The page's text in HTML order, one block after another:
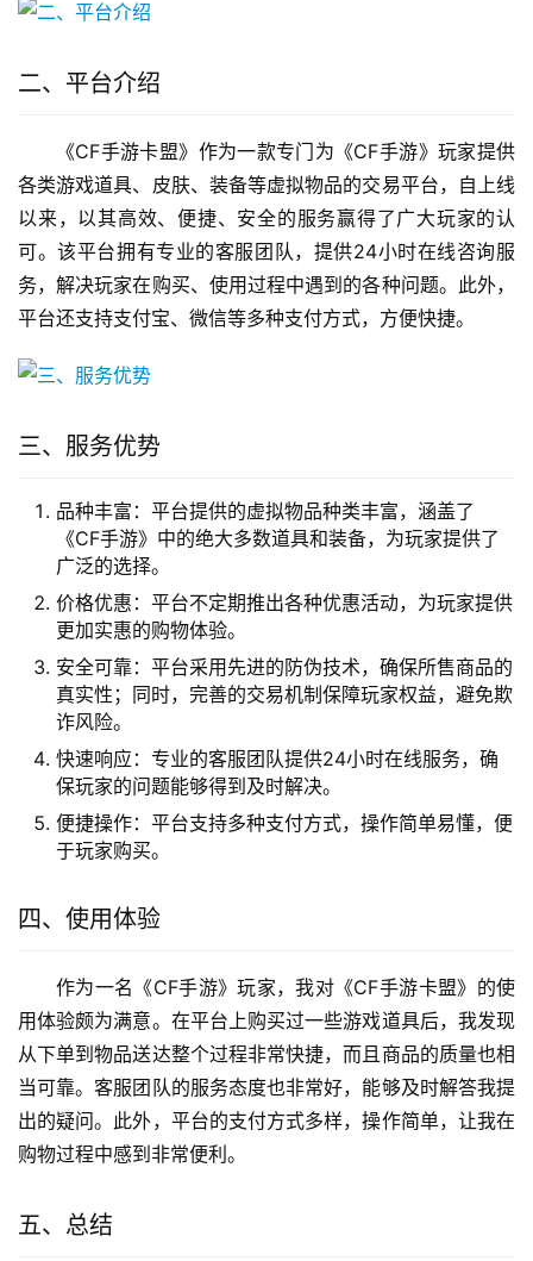
二、平台介绍
《CF手游卡盟》作为一款专门为《CF手游》玩家提供
各类游戏道具、皮肤、装备等虚拟物品的交易平台，自上线
以来，以其高效、便捷、安全的服务赢得了广大玩家的认
可。该平台拥有专业的客服团队，提供24小时在线咨询服
务，解决玩家在购买、使用过程中遇到的各种问题。此外，
平台还支持支付宝、微信等多种支付方式，方便快捷。
三、服务优势
品种丰富：平台提供的虚拟物品种类丰富，涵盖了
《CF手游》中的绝大多数道具和装备，为玩家提供了
广泛的选择。
价格优惠：平台不定期推出各种优惠活动，为玩家提供
更加实惠的购物体验。
安全可靠：平台采用先进的防伪技术，确保所售商品的
真实性；同时，完善的交易机制保障玩家权益，避免欺
诈风险。
快速响应：专业的客服团队提供24小时在线服务，确
保玩家的问题能够得到及时解决。
便捷操作：平台支持多种支付方式，操作简单易懂，便
于玩家购买。
四、使用体验
作为一名《CF手游》玩家，我对《CF手游卡盟》的使
用体验颇为满意。在平台上购买过一些游戏道具后，我发现
从下单到物品送达整个过程非常快捷，而且商品的质量也相
当可靠。客服团队的服务态度也非常好，能够及时解答我提
出的疑问。此外，平台的支付方式多样，操作简单，让我在
购物过程中感到非常便利。
五、总结